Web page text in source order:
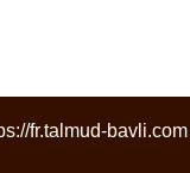
fr.talmud-bavli.com